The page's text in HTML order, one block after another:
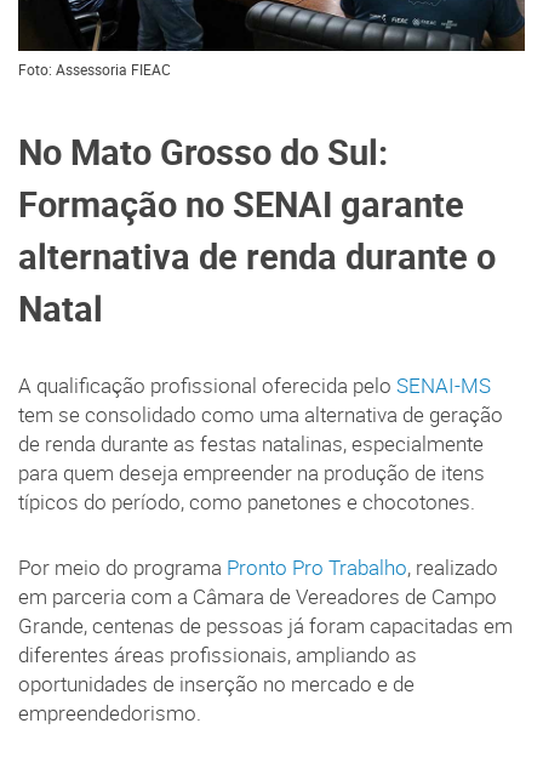
Foto: Assessoria FIEAC
No Mato Grosso do Sul:
Formação no SENAI garante
alternativa de renda durante o
Natal
A qualificação profissional oferecida pelo SENAI-MS
tem se consolidado como uma alternativa de geração
de renda durante as festas natalinas, especialmente
para quem deseja empreender na produção de itens
típicos do período, como panetones e chocotones.
Por meio do programa Pronto Pro Trabalho, realizado
em parceria com a Câmara de Vereadores de Campo
Grande, centenas de pessoas já foram capacitadas em
diferentes áreas profissionais, ampliando as
oportunidades de inserção no mercado e de
empreendedorismo.